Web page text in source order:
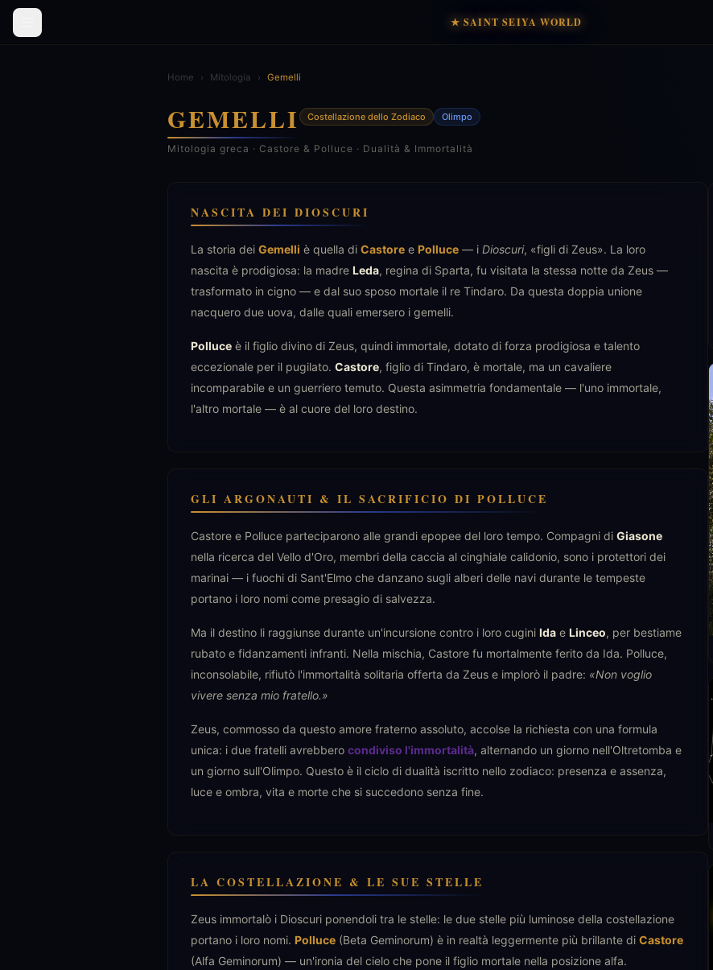
★ SAINT SEIYA WORLD
Home › Mitologia › Gemelli
GEMELLI Costellazione dello Zodiaco Olimpo
Mitologia greca · Castore & Polluce · Dualità & Immortalità
NASCITA DEI DIOSCURI
La storia dei Gemelli è quella di Castore e Polluce — i Dioscuri, «figli di Zeus». La loro
nascita è prodigiosa: la madre Leda, regina di Sparta, fu visitata la stessa notte da Zeus —
trasformato in cigno — e dal suo sposo mortale il re Tindaro. Da questa doppia unione
nacquero due uova, dalle quali emersero i gemelli.
Polluce è il figlio divino di Zeus, quindi immortale, dotato di forza prodigiosa e talento
eccezionale per il pugilato. Castore, figlio di Tindaro, è mortale, ma un cavaliere
incomparabile e un guerriero temuto. Questa asimmetria fondamentale — l'uno immortale,
l'altro mortale — è al cuore del loro destino.
GLI ARGONAUTI & IL SACRIFICIO DI POLLUCE
Castore e Polluce parteciparono alle grandi epopee del loro tempo. Compagni di Giasone
nella ricerca del Vello d'Oro, membri della caccia al cinghiale calidonio, sono i protettori dei
marinai — i fuochi di Sant'Elmo che danzano sugli alberi delle navi durante le tempeste
portano i loro nomi come presagio di salvezza.
Ma il destino li raggiunse durante un'incursione contro i loro cugini Ida e Linceo, per bestiame
rubato e fidanzamenti infranti. Nella mischia, Castore fu mortalmente ferito da Ida. Polluce,
inconsolabile, rifiutò l'immortalità solitaria offerta da Zeus e implorò il padre: «Non voglio
vivere senza mio fratello.»
Zeus, commosso da questo amore fraterno assoluto, accolse la richiesta con una formula
unica: i due fratelli avrebbero condiviso l'immortalità, alternando un giorno nell'Oltretomba e
un giorno sull'Olimpo. Questo è il ciclo di dualità iscritto nello zodiaco: presenza e assenza,
luce e ombra, vita e morte che si succedono senza fine.
LA COSTELLAZIONE & LE SUE STELLE
Zeus immortalò i Dioscuri ponendoli tra le stelle: le due stelle più luminose della costellazione
portano i loro nomi. Polluce (Beta Geminorum) è in realtà leggermente più brillante di Castore
(Alfa Geminorum) — un'ironia del cielo che pone il figlio mortale nella posizione alfa.